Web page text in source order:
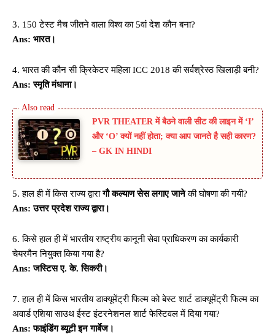
3. 150 टेस्ट मैच जीतने वाला विश्व का 5वां देश कौन बना?
Ans: भारत।
4. भारत की कौन सी क्रिकेटर महिला ICC 2018 की सर्वश्रेस्ठ खिलाड़ी बनी?
Ans: स्मृति मंधाना।
PVR THEATER में बैठने वाली सीट की लाइन में ‘I’
और ‘O’ क्यों नहीं होता; क्या आप जानते है सही कारण?
– GK IN HINDI
5. हाल ही में किस राज्य द्वारागौ कल्याण सेस लगाए जानेकी घोषणा की गयी?
Ans: उत्तर प्रदेश राज्य द्वारा।
6. किसे हाल ही में भारतीय राष्ट्रीय कानूनी सेवा प्राधिकरण का कार्यकारी
चेयरमैन नियुक्त किया गया है?
Ans: जस्टिस ए. के. सिकरी।
7. हाल ही में किस भारतीय डाक्यूमेंट्री फिल्म को बेस्ट शार्ट डाक्यूमेंट्री फिल्म का
अवार्ड एशिया साउथ ईस्ट इंटरनेशनल शार्ट फेस्टिवल में दिया गया?
Ans: फाइंडिंग ब्यूटी इन गार्बेज।